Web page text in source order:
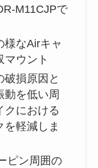
M11CJPで
様なAirキャ
マウント
破損原因と
動を低い周
クにおける
を軽減しま
ピン周囲の